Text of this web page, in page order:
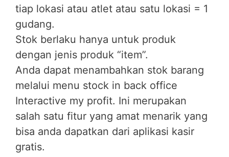
tiap lokasi atau atlet atau satu lokasi = 1
gudang.
Stok berlaku hanya untuk produk
dengan jenis produk “item”.
Anda dapat menambahkan stok barang
melalui menu stock in back office
Interactive my profit. Ini merupakan
salah satu fitur yang amat menarik yang
bisa anda dapatkan dari aplikasi kasir
gratis.